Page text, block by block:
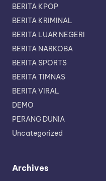
BERITA KPOP
BERITA KRIMINAL
BERITA LUAR NEGERI
BERITA NARKOBA
BERITA SPORTS
BERITA TIMNAS
BERITA VIRAL
DEMO
PERANG DUNIA
Uncategorized
Archives